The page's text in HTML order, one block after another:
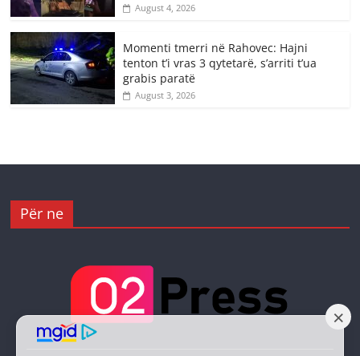
August 4, 2026
Momenti tmerri në Rahovec: Hajni
tenton t’i vras 3 qytetarë, s’arriti t’ua
grabis paratë
August 3, 2026
Për ne